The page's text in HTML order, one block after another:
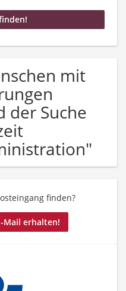
mit
der Suche
finden?
Mail erhalten!